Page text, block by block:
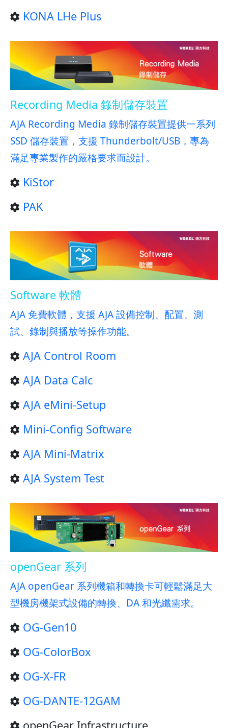
KONA LHe Plus
Recording Media 錄制儲存裝置
AJA Recording Media 錄制儲存裝置提供一系列
SSD 儲存裝置，支援 Thunderbolt/USB，專為
滿足專業製作的嚴格要求而設計。
KiStor
PAK
Software 軟體
AJA 免費軟體，支援 AJA 設備控制、配置、測
試、錄制與播放等操作功能。
AJA Control Room
AJA Data Calc
AJA eMini-Setup
Mini-Config Software
AJA Mini-Matrix
AJA System Test
openGear 系列
AJA openGear 系列機箱和轉換卡可輕鬆滿足大
型機房機架式設備的轉換、DA 和光纖需求。
OG-Gen10
OG-ColorBox
OG-X-FR
OG-DANTE-12GAM